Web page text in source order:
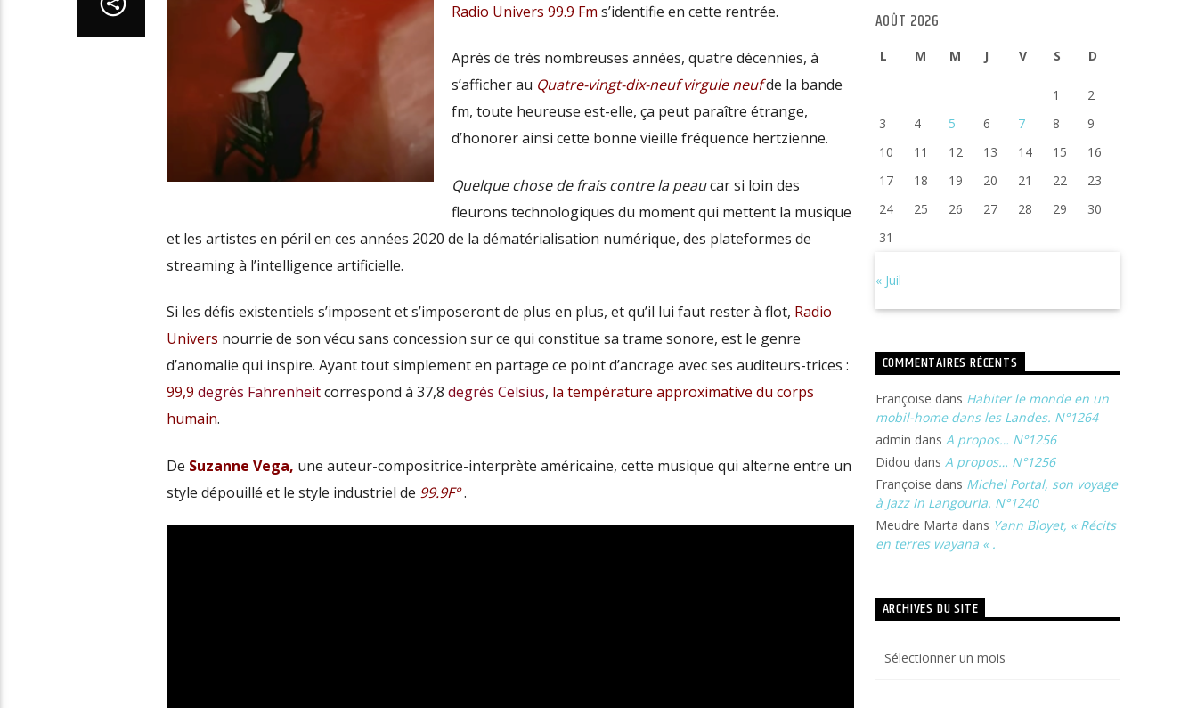
Radio Univers 99.9 Fm s’identifie en cette rentrée.
Après de très nombreuses années, quatre décennies, à
s’afficher au Quatre-vingt-dix-neuf virgule neufde la bande
fm, toute heureuse est-elle, ça peut paraître étrange,
d’honorer ainsi cette bonne vieille fréquence hertzienne.
Quelque chose de frais contre la peaucar si loin des
fleurons technologiques du moment qui mettent la musique
et les artistes en péril en ces années 2020 de la dématérialisation numérique, des plateformes de
streaming à l’intelligence artificielle.
Si les défis existentiels s’imposent et s’imposeront de plus en plus, et qu’il lui faut rester à flot, Radio
Univers nourrie de son vécu sans concession sur ce qui constitue sa trame sonore, est le genre
d’anomalie qui inspire. Ayant tout simplement en partage ce point d’ancrage avec ses auditeurs-trices :
99,9 degrés Fahrenheitcorrespond à 37,8 degrés Celsius, la température approximative du corps
humain.
De Suzanne Vega, une auteur-compositrice-interprète américaine, cette musique qui alterne entre un
style dépouillé et le style industriel de 99.9F°.
AOÛT 2026
L M M J V S D
1
2
3
4 5 6 7 8
9
10
11 12 13 14 15
16
17
18 19 20 21 22
23
24
25 26 27 28 29
30
31
« Juil
COMMENTAIRES RÉCENTS
Françoise dans Habiter le monde en un
mobil-home dans les Landes. N°1264
admin dans A propos… N°1256
Didou dans A propos… N°1256
Françoise dans Michel Portal, son voyage
à Jazz In Langourla. N°1240
Meudre Marta dans Yann Bloyet, « Récits
en terres wayana « .
ARCHIVES DU SITE
du